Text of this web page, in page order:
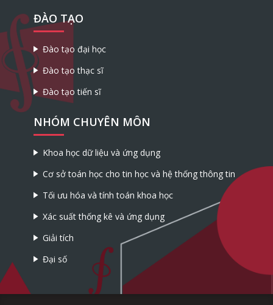
ĐÀO TẠO
Đào tạo đại học
Đào tạo thạc sĩ
Đào tạo tiến sĩ
NHÓM CHUYÊN MÔN
Khoa học dữ liệu và ứng dụng
Cơ sở toán học cho tin học và hệ thống thông tin
Tối ưu hóa và tính toán khoa học
Xác suất thống kê và ứng dụng
Giải tích
Đại số